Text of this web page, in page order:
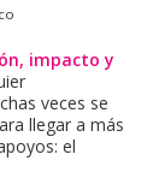
impacto y
veces se
llegar a más
el